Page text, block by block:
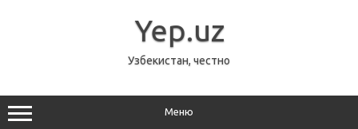
Yep.uz
Узбекистан, честно
Меню